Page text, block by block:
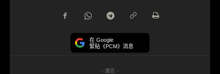
在 Google
緊貼《PCM》消息
- 廣告 -